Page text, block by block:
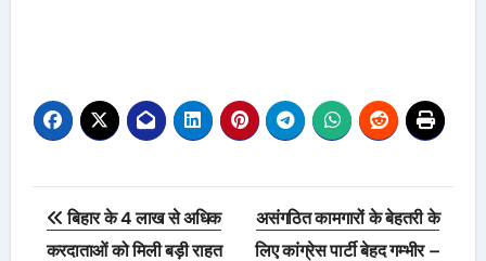
Post
navigation
बिहार के 4 लाख से अधिक
करदाताओं को मिली बड़ी राहत
असंगठित कामगारों के बेहतरी के
लिए कांग्रेस पार्टी बेहद गम्भीर –